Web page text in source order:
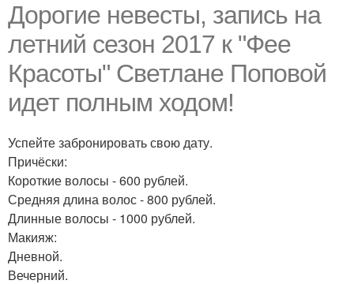
Дорогие невесты, запись на
летний сезон 2017 к "Фее
Красоты" Светлане Поповой
идет полным ходом!
Успейте забронировать свою дату.
Причёски:
Короткие волосы - 600 рублей.
Средняя длина волос - 800 рублей.
Длинные волосы - 1000 рублей.
Макияж:
Дневной.
Вечерний.